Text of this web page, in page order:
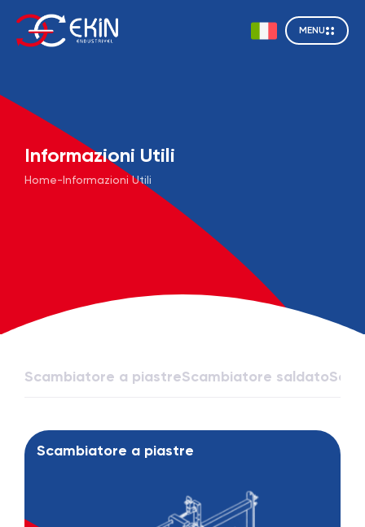
MENU
Informazioni Utili
Home- Informazioni Utili
Scambiatore a piastreScambiatore saldato
Scambiatore a piastre